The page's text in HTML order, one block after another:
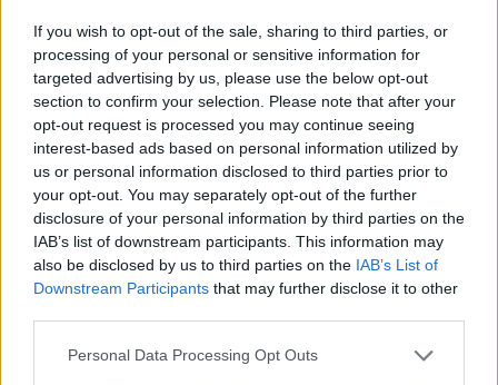
If you wish to opt-out of the sale, sharing to third parties, or
processing of your personal or sensitive information for
targeted advertising by us, please use the below opt-out
section to confirm your selection. Please note that after your
opt-out request is processed you may continue seeing
interest-based ads based on personal information utilized by
us or personal information disclosed to third parties prior to
your opt-out. You may separately opt-out of the further
disclosure of your personal information by third parties on the
IAB’s list of downstream participants. This information may
also be disclosed by us to third parties on the IAB’s List of
Downstream Participants that may further disclose it to other
Please note that this website/app uses one or more Google
Personal Data Processing Opt Outs
Continua a leggere
1 GIORNO OUT